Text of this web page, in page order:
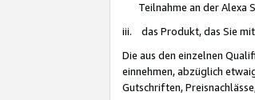
Teilnahme an der Alexa
iii. das Produkt, das Sie
Die aus den einzelnen
einnehmen, abzüglich
Gutschriften,